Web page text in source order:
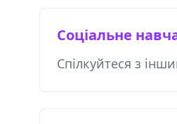
Соціальне
Спілкуйтеся з